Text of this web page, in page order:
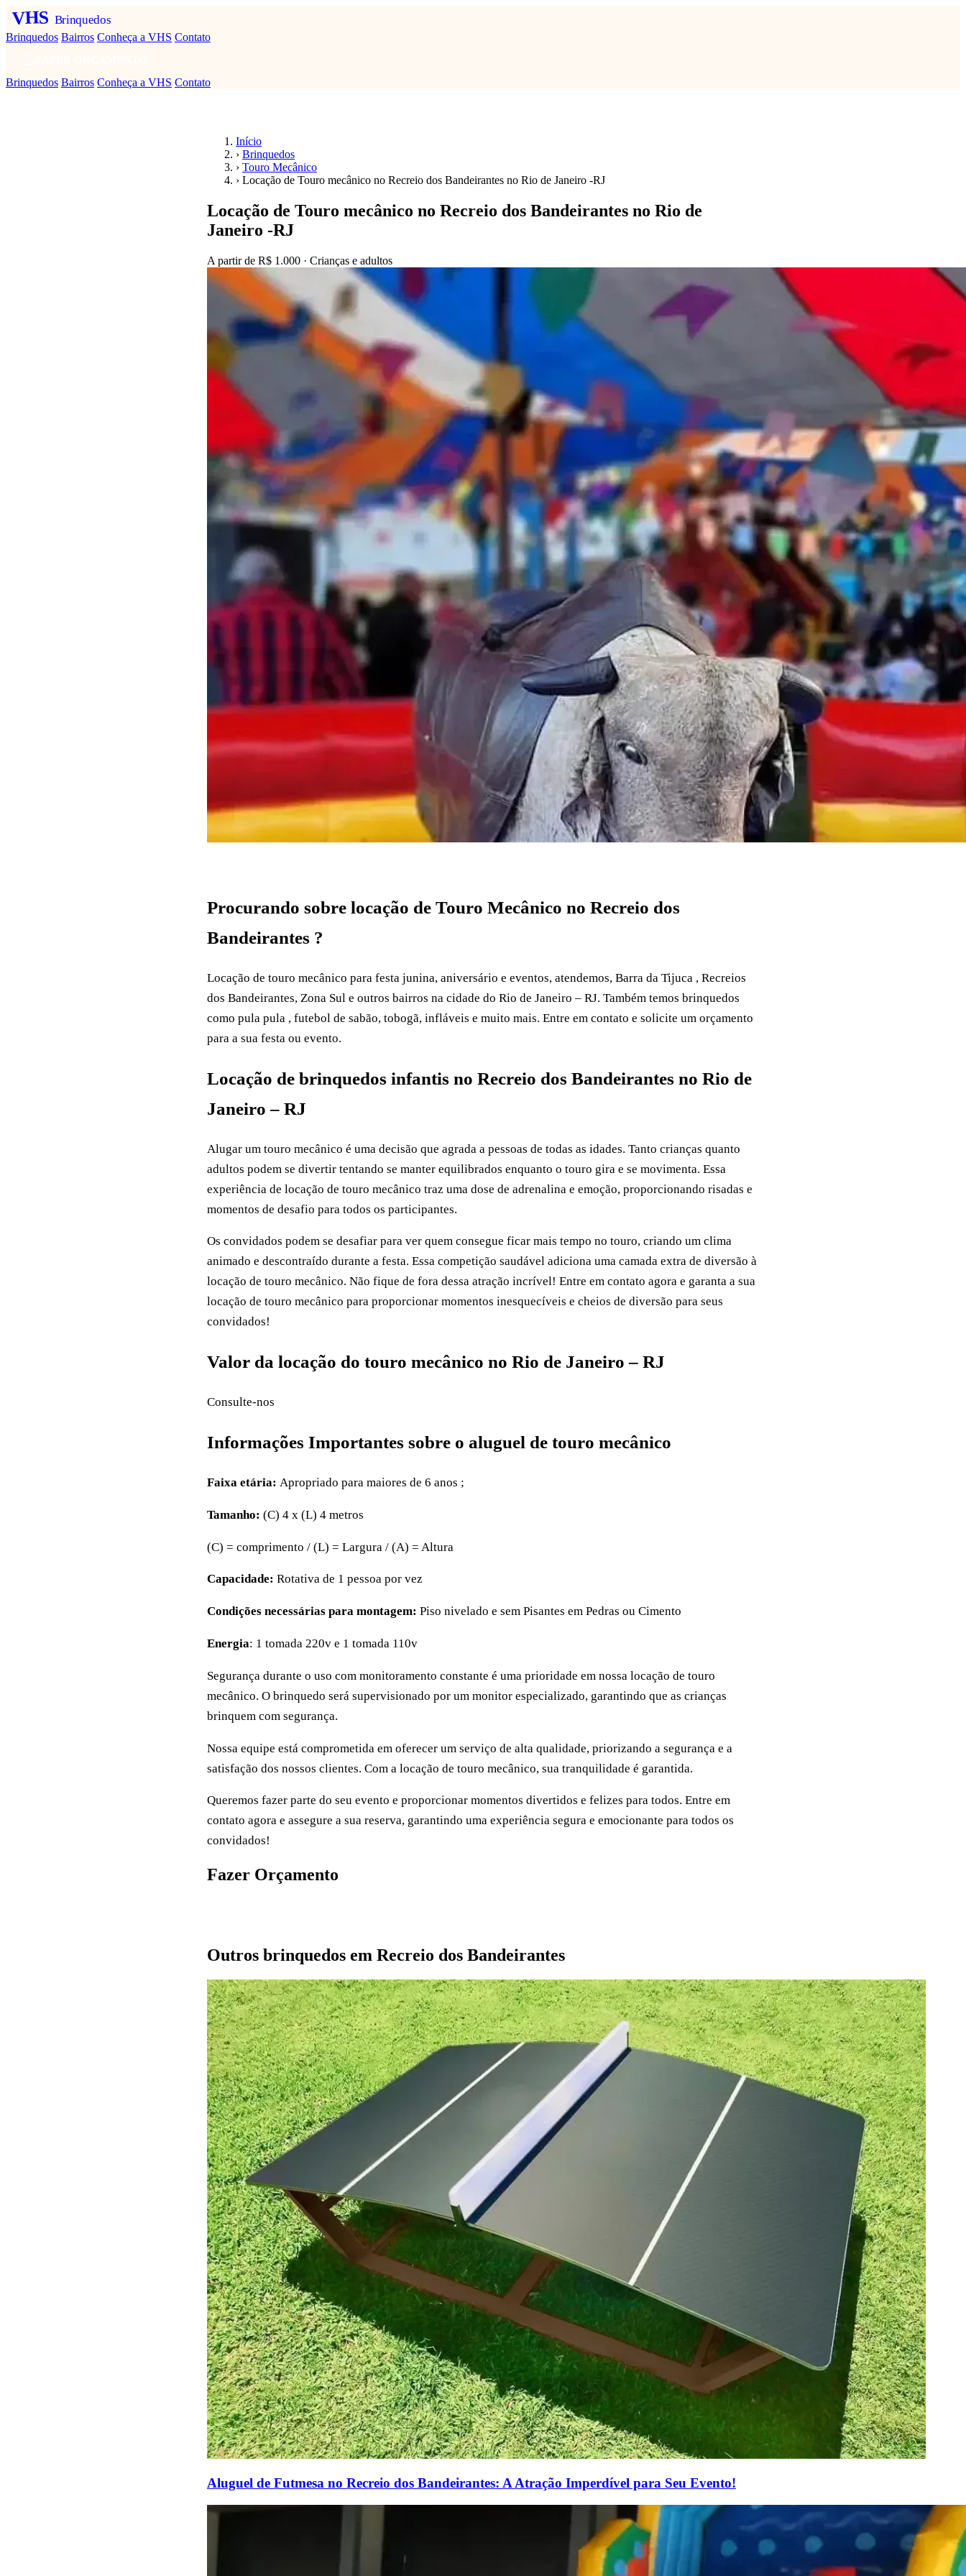
VHS Brinquedos
Brinquedos Bairros Conheça a VHS Contato
Brinquedos Bairros Conheça a VHS Contato
Início
› Brinquedos
› Touro Mecânico
› Locação de Touro mecânico no Recreio dos Bandeirantes no Rio de Janeiro -RJ
Locação de Touro mecânico no Recreio dos Bandeirantes no Rio de
Janeiro -RJ
A partir de R$ 1.000 · Crianças e adultos
Procurando sobre locação de Touro Mecânico no Recreio dos
Bandeirantes ?
Locação de touro mecânico para festa junina, aniversário e eventos, atendemos, Barra da Tijuca , Recreios
dos Bandeirantes, Zona Sul e outros bairros na cidade do Rio de Janeiro – RJ. Também temos brinquedos
como pula pula , futebol de sabão, tobogã, infláveis e muito mais. Entre em contato e solicite um orçamento
para a sua festa ou evento.
Locação de brinquedos infantis no Recreio dos Bandeirantes no Rio de
Janeiro – RJ
Alugar um touro mecânico é uma decisão que agrada a pessoas de todas as idades. Tanto crianças quanto
adultos podem se divertir tentando se manter equilibrados enquanto o touro gira e se movimenta. Essa
experiência de locação de touro mecânico traz uma dose de adrenalina e emoção, proporcionando risadas e
momentos de desafio para todos os participantes.
Os convidados podem se desafiar para ver quem consegue ficar mais tempo no touro, criando um clima
animado e descontraído durante a festa. Essa competição saudável adiciona uma camada extra de diversão à
locação de touro mecânico. Não fique de fora dessa atração incrível! Entre em contato agora e garanta a sua
locação de touro mecânico para proporcionar momentos inesquecíveis e cheios de diversão para seus
convidados!
Valor da locação do touro mecânico no Rio de Janeiro – RJ
Consulte-nos
Informações Importantes sobre o aluguel de touro mecânico
Faixa etária: Apropriado para maiores de 6 anos ;
Tamanho: (C) 4 x (L) 4 metros
(C) = comprimento / (L) = Largura / (A) = Altura
Capacidade: Rotativa de 1 pessoa por vez
Condições necessárias para montagem: Piso nivelado e sem Pisantes em Pedras ou Cimento
Energia: 1 tomada 220v e 1 tomada 110v
Segurança durante o uso com monitoramento constante é uma prioridade em nossa locação de touro
mecânico. O brinquedo será supervisionado por um monitor especializado, garantindo que as crianças
brinquem com segurança.
Nossa equipe está comprometida em oferecer um serviço de alta qualidade, priorizando a segurança e a
satisfação dos nossos clientes. Com a locação de touro mecânico, sua tranquilidade é garantida.
Queremos fazer parte do seu evento e proporcionar momentos divertidos e felizes para todos. Entre em
contato agora e assegure a sua reserva, garantindo uma experiência segura e emocionante para todos os
convidados!
Fazer Orçamento
Outros brinquedos em Recreio dos Bandeirantes
Aluguel de Futmesa no Recreio dos Bandeirantes: A Atração Imperdível para Seu Evento!